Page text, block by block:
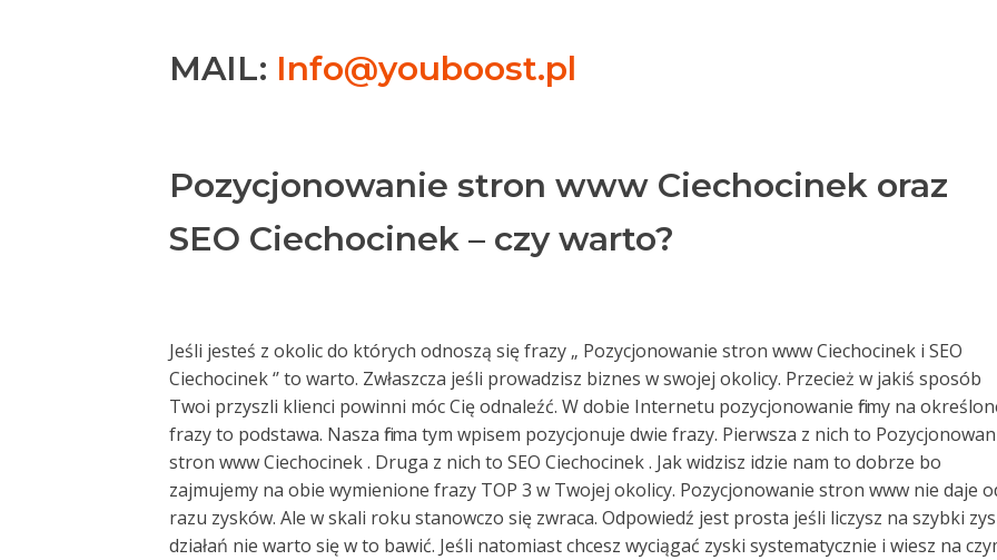
MAIL: Info@youboost.pl
Pozycjonowanie stron www Ciechocinek oraz
SEO Ciechocinek – czy warto?
Jeśli jesteś z okolic do których odnoszą się frazy „ Pozycjonowanie stron www Ciechocinek i SEO
Ciechocinek ‘’ to warto. Zwłaszcza jeśli prowadzisz biznes w swojej okolicy. Przecież w jakiś sposób
Twoi przyszli klienci powinni móc Cię odnaleźć. W dobie Internetu pozycjonowanie firmy na
frazy to podstawa. Nasza firma tym wpisem pozycjonuje dwie frazy. Pierwsza z nich to
stron www Ciechocinek . Druga z nich to SEO Ciechocinek . Jak widzisz idzie nam to dobrze bo
zajmujemy na obie wymienione frazy TOP 3 w Twojej okolicy. Pozycjonowanie stron www nie daje
razu zysków. Ale w skali roku stanowczo się zwraca. Odpowiedź jest prosta jeśli liczysz na szybki
działań nie warto się w to bawić. Jeśli natomiast chcesz wyciągać zyski systematycznie i wiesz na